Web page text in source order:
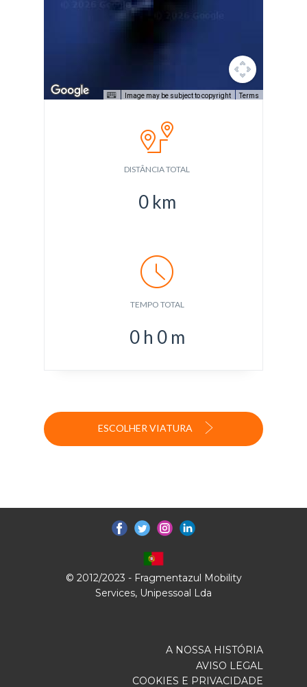
Image may be subject to copyright Terms
DISTÂNCIA TOTAL
0 km
TEMPO TOTAL
0 h 0 m
ESCOLHER VIATURA
© 2012/2023 - Fragmentazul Mobility
Services, Unipessoal Lda
A NOSSA HISTÓRIA
AVISO LEGAL
COOKIES E PRIVACIDADE